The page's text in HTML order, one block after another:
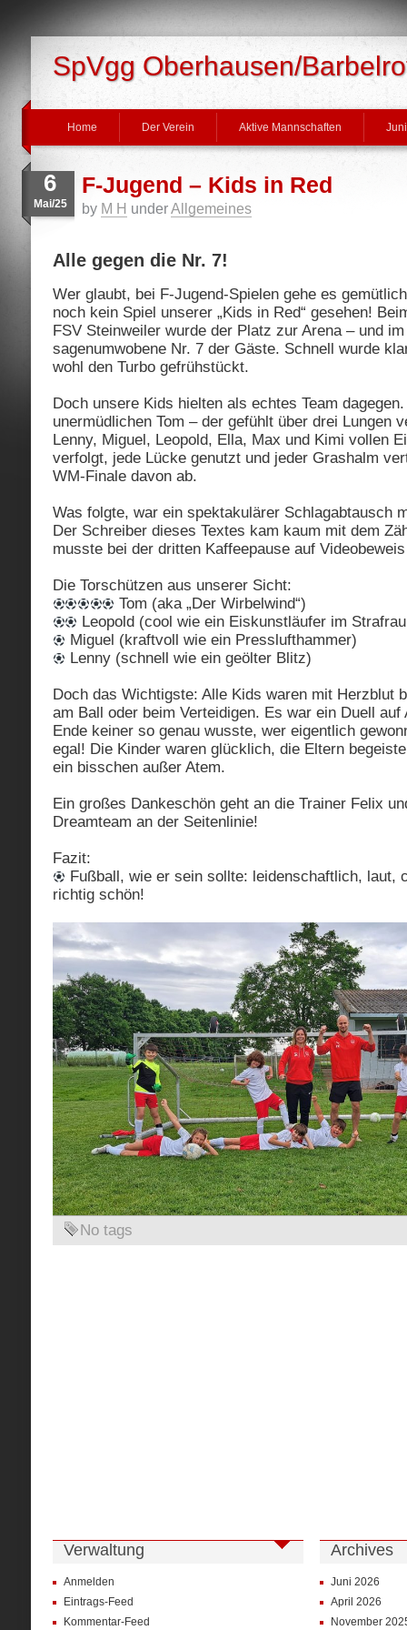
SpVgg Oberhausen/
Home Der Verein Aktive Mannschaften
6
Mai/25
F-Jugend – Kids in Red
by M H underAllgemeines
Alle gegen die Nr. 7!
Wer glaubt, bei F-Jugend-Spielen gehe es
noch kein Spiel unserer „Kids in Red“ gesehen!
FSV Steinweiler wurde der Platz zur Arena – und
sagenumwobene Nr. 7 der Gäste. Schnell wurde
wohl den Turbo gefrühstückt.
Doch unsere Kids hielten als echtes Team
unermüdlichen Tom – der gefühlt über drei Lungen
Lenny, Miguel, Leopold, Ella, Max und Kimi vollen
verfolgt, jede Lücke genutzt und jeder Grashalm
WM-Finale davon ab.
Was folgte, war ein spektakulärer Schlagabtausch
Der Schreiber dieses Textes kam kaum mit dem
musste bei der dritten Kaffeepause auf
Die Torschützen aus unserer Sicht:
Tom (aka „Der Wirbelwind“)
Leopold (cool wie ein Eiskunstläufer im
Miguel (kraftvoll wie ein Presslufthammer)
Lenny (schnell wie ein geölter Blitz)
Doch das Wichtigste: Alle Kids waren mit Herzblut
am Ball oder beim Verteidigen. Es war ein Duell auf
Ende keiner so genau wusste, wer eigentlich
egal! Die Kinder waren glücklich, die Eltern
ein bisschen außer Atem.
Ein großes Dankeschön geht an die Trainer Felix
Dreamteam an der Seitenlinie!
Fazit:
Fußball, wie er sein sollte: leidenschaftlich, laut,
richtig schön!
No tags
Verwaltung
Anmelden
Eintrags-Feed
Kommentar-Feed
Archives
Juni 2026
April 2026
November